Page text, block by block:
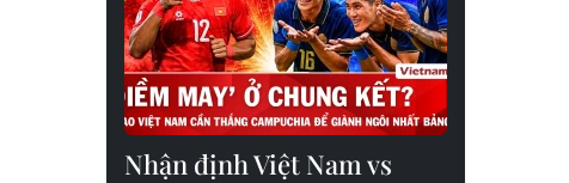
Nhận định Việt Nam vs